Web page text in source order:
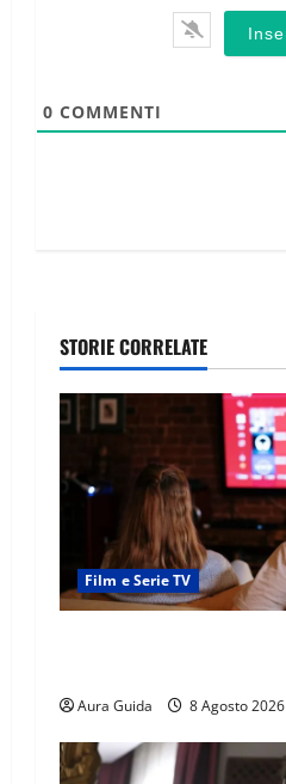
0 COMMENTI
STORIE CORRELATE
Film e Serie TV
Aura Guida 8 Agosto 2026